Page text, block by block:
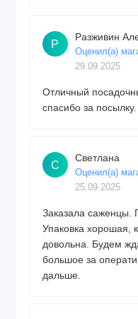
Р
Разживин
Оценил(а)
29.09.2025
Отличный
спасибо за посылку.
С
Светлана
Оценил(а)
25.09.2025
Заказала саженцы.
Упаковка хорошая,
довольна. Будем
большое за
дальше.